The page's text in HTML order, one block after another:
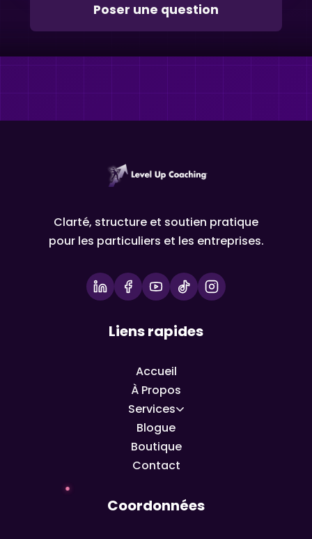
Poser une question
Clarté, structure et soutien pratique
pour les particuliers et les entreprises.
Liens rapides
Accueil
À Propos
Services
Blogue
Boutique
Contact
Coordonnées